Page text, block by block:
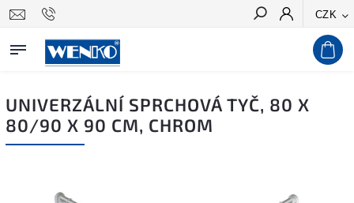
CZK
Hledat
UNIVERZÁLNÍ SPRCHOVÁ TYČ, 80 X
80/90 X 90 CM, CHROM